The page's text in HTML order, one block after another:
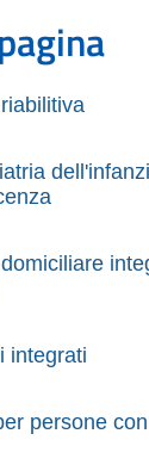
integrati
persone